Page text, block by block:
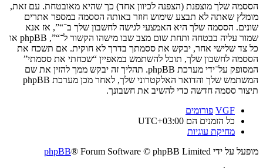
הססמה שלך מוצפנת (הצפנה לכיוון אחד) כך שהיא מאובטחת. עם זאת,
מומלץ שאתה לא תבצע שימוש חוזר באותה הססמה במספר אתרים
שונים. הססמה שלך היא האמצעי לגישה לחשבון שלך ב־“”, אז אנא
שמור עליה בבטחה ותחת שום מצב שבו מישהו הקשור ל־“”, phpBB או
כל צד שלישי אחר, יבקש את ססמתך בדרך לא חוקית. אם תשכח את
הססמה לחשבון שלך, תוכל להשתמש במאפיין “שכחתי את ססמתי”
המסופק על־ידי מערכת phpBB. תהליך זה יבקש ממך להזין את שם
המשתמש שלך והדואר האלקטרוני שלך, לאחר מכן מערכת phpBB
תיצור ססמה חדשה כדי להשיב את חשבונך.
VGF פורומים
כל הזמנים הם UTC+03:00
מחיקת עוגיות
מופעל על ידי
phpBB® Forum Software © phpBB Limited